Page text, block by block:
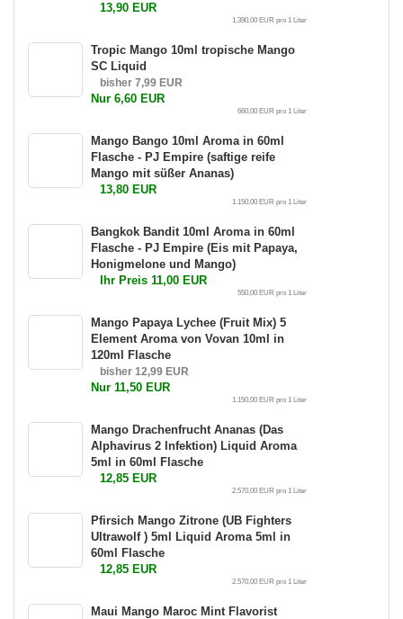
13,90 EUR
1.390,00 EUR pro 1 Liter
Tropic Mango 10ml tropische Mango
SC Liquid
bisher 7,99 EUR
Nur 6,60 EUR
660,00 EUR pro 1 Liter
Mango Bango 10ml Aroma in 60ml
Flasche - PJ Empire (saftige reife
Mango mit süßer Ananas)
13,80 EUR
1.150,00 EUR pro 1 Liter
Bangkok Bandit 10ml Aroma in 60ml
Flasche - PJ Empire (Eis mit Papaya,
Honigmelone und Mango)
Ihr Preis 11,00 EUR
550,00 EUR pro 1 Liter
Mango Papaya Lychee (Fruit Mix) 5
Element Aroma von Vovan 10ml in
120ml Flasche
bisher 12,99 EUR
Nur 11,50 EUR
1.150,00 EUR pro 1 Liter
Mango Drachenfrucht Ananas (Das
Alphavirus 2 Infektion) Liquid Aroma
5ml in 60ml Flasche
12,85 EUR
2.570,00 EUR pro 1 Liter
Pfirsich Mango Zitrone (UB Fighters
Ultrawolf ) 5ml Liquid Aroma 5ml in
60ml Flasche
12,85 EUR
2.570,00 EUR pro 1 Liter
Maui Mango Maroc Mint Flavorist